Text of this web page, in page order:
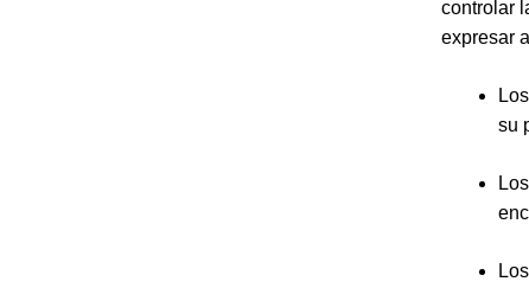
controlar
expresar
Los
su
Los
Los